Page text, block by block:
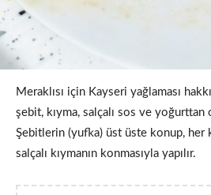
Meraklısı için Kayseri yağlaması
şebit, kıyma, salçalı sos ve
Şebitlerin (yufka) üst üste konup, her
salçalı kıymanın konmasıyla yapılır.